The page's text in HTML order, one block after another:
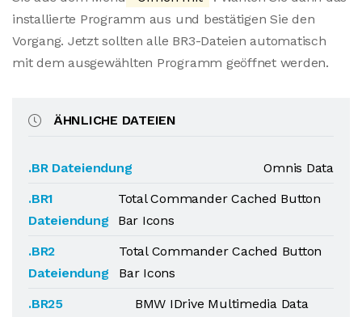
installierte Programm aus und bestätigen Sie den
Vorgang. Jetzt sollten alle BR3-Dateien automatisch
mit dem ausgewählten Programm geöffnet werden.
ÄHNLICHE DATEIEN
.BR Dateiendung
Omnis Data
.BR1
Dateiendung
Total Commander Cached Button
Bar Icons
.BR2
Dateiendung
Total Commander Cached Button
Bar Icons
.BR25
BMW IDrive Multimedia Data